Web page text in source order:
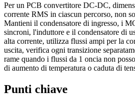
Per un PCB convertitore DC-DC,
corrente RMS in ciascun percorso, non
Mantieni il condensatore di ingresso, i
sincroni, l'induttore e il condensatore di
alta corrente, utilizza flussi ampi per la
uscita, verifica ogni transizione
rame quando i flussi da 1 oncia non
di aumento di temperatura o caduta di
Punti chiave